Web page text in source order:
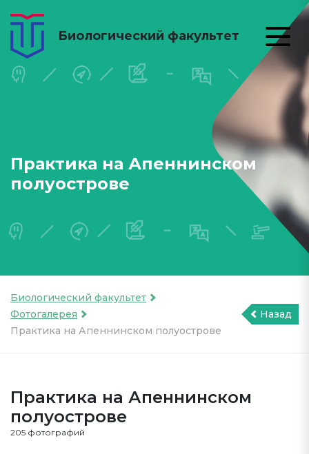
Биологический факультет
Практика на Апеннинском
полуострове
Биологический факультет
Фотогалерея
Практика на Апеннинском полуострове
Назад
Практика на Апеннинском
полуострове
205 фотографий